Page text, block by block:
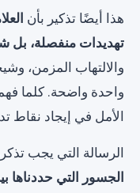
هذا أيضًا تذكير بأن
تهديدات منفصلة، بل
والالتهاب المزمن،
واحدة واضحة. كلما
الأمل في إيجاد نقاط
الرسالة التي يجب
الجسور التي حددناها